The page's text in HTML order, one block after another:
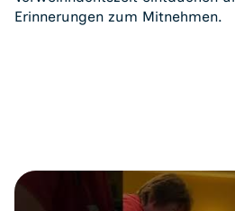
Erinnerungen zum Mitnehmen.
Video abspielen